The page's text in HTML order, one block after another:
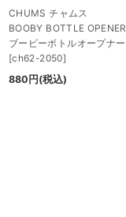
CHUMS チャムス
BOOBY BOTTLE OPENER
ブービーボトルオープナー
[ch62-2050]
880 円 (税込)